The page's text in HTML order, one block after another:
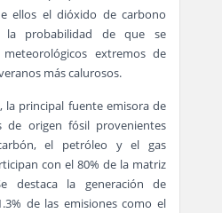
ellos el dióxido de carbono
la probabilidad de que se
extremos de
más calurosos.
la principal fuente emisora de
de origen fósil provenientes
el petróleo y el gas
con el 80% de la matriz
destaca la generación de
de las emisiones como el